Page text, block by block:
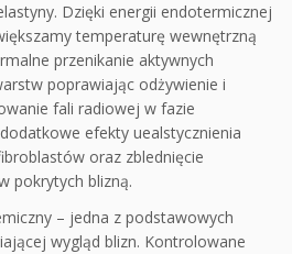
Dzięki energii endotermicznej
temperaturę wewnętrzną
przenikanie aktywnych
poprawiając odżywienie i
fali radiowej w fazie
efekty uealstycznienia
oraz zblednięcie
pokrytych blizną.
– jedna z podstawowych
wygląd blizn. Kontrolowane